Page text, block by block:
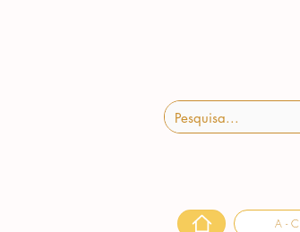
A - C